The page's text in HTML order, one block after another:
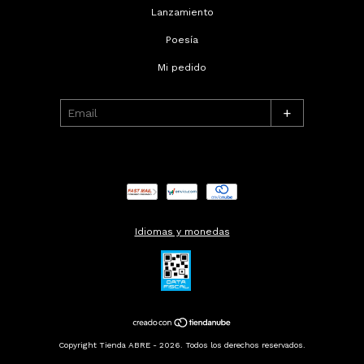
Lanzamiento
Poesía
Mi pedido
+
Idiomas y monedas
Copyright Tienda ABRE - 2026. Todos los derechos reservados.